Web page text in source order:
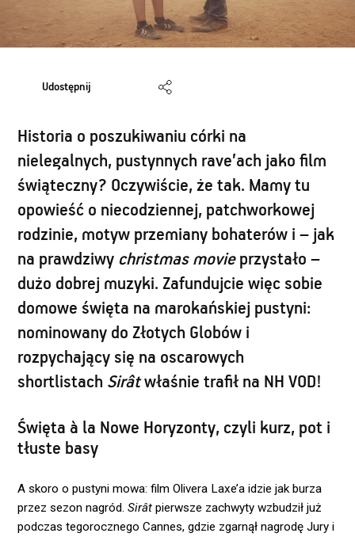
Udostępnij
Historia o poszukiwaniu córki na
nielegalnych, pustynnych rave’ach jako film
świąteczny? Oczywiście, że tak. Mamy tu
opowieść o niecodziennej, patchworkowej
rodzinie, motyw przemiany bohaterów i – jak
na prawdziwy christmas movieprzystało –
dużo dobrej muzyki. Zafundujcie więc sobie
domowe święta na marokańskiej pustyni:
nominowany do Złotych Globów i
rozpychający się na oscarowych
shortlistach Sirâtwłaśnie trafił na NH VOD!
Święta à la Nowe Horyzonty, czyli kurz, pot i
tłuste basy
A skoro o pustyni mowa: film Olivera Laxe’a idzie jak burza
przez sezon nagród.Sirât pierwsze zachwyty wzbudził już
podczas tegorocznego Cannes, gdzie zgarnął nagrodę Jury i